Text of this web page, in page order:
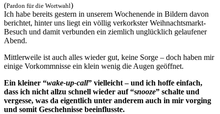
(Pardon für die Wortwahl)
Ich habe bereits gestern in unserem Wochenende in Bildern davon
berichtet, hinter uns liegt ein völlig verkorkster Weihnachtsmarkt-
Besuch und damit verbunden ein ziemlich unglücklich gelaufener
Abend.
Mittlerweile ist auch alles wieder gut, keine Sorge – doch haben mir
einige Vorkommnisse ein klein wenig die Augen geöffnet.
Ein kleiner “wake-up-call” vielleicht – und ich hoffe einfach,
dass ich nicht allzu schnell wieder auf “snooze” schalte und
vergesse, was da eigentlich unter anderem auch in mir vorging
und somit Geschehnisse beeinflusste.